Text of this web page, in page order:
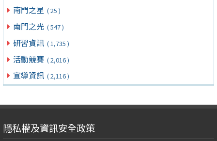
南門之星 ( 25 )
南門之光 ( 547 )
研習資訊 ( 1,735 )
活動競賽 ( 2,016 )
宣導資訊 ( 2,116 )
隱私權及資訊安全政策